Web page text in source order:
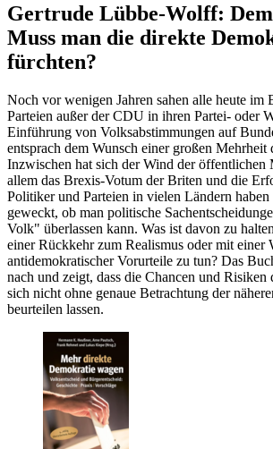
Gertrude Lübbe-Wolff:
Muss man die direkte
fürchten?
Noch vor wenigen Jahren sahen alle heute im
Parteien außer der CDU in ihren Partei- oder
Einführung von Volksabstimmungen auf
entsprach dem Wunsch einer großen Mehrheit
Inzwischen hat sich der Wind der öffentlichen
allem das Brexis-Votum der Briten und die
Politiker und Parteien in vielen Ländern haben
geweckt, ob man politische
Volk" überlassen kann. Was ist davon zu
einer Rückkehr zum Realismus oder mit einer
antidemokratischer Vorurteile zu tun? Das
nach und zeigt, dass die Chancen und
sich nicht ohne genaue Betrachtung der
beurteilen lassen.